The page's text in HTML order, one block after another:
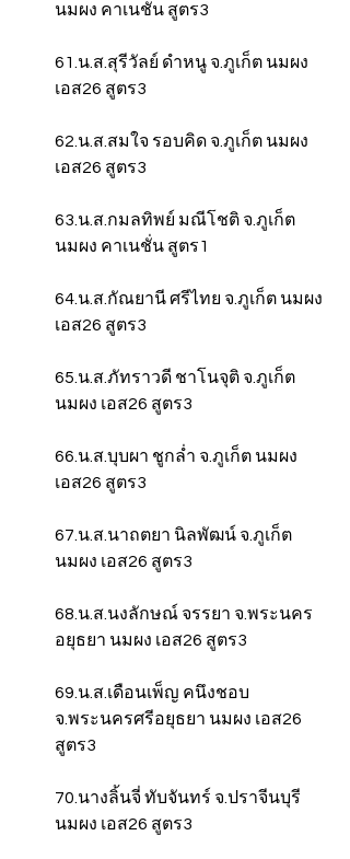
นมผง คาเนชั่น สูตร3
61.น.ส.สุรีวัลย์ ดำหนู จ.ภูเก็ต นมผง
เอส26 สูตร3
62.น.ส.สมใจ รอบคิด จ.ภูเก็ต นมผง
เอส26 สูตร3
63.น.ส.กมลทิพย์ มณีโชติ จ.ภูเก็ต
นมผง คาเนชั่น สูตร1
64.น.ส.กัณยานี ศรีไทย จ.ภูเก็ต นมผง
เอส26 สูตร3
65.น.ส.ภัทราวดี ชาโนจุติ จ.ภูเก็ต
นมผง เอส26 สูตร3
66.น.ส.บุบผา ชูกล่ำ จ.ภูเก็ต นมผง
เอส26 สูตร3
67.น.ส.นาถตยา นิลพัฒน์ จ.ภูเก็ต
นมผง เอส26 สูตร3
68.น.ส.นงลักษณ์ จรรยา จ.พระนคร
อยุธยา นมผง เอส26 สูตร3
69.น.ส.เดือนเพ็ญ คนึงชอบ
จ.พระนครศรีอยุธยา นมผง เอส26
สูตร3
70.นางลิ้นจี่ ทับจันทร์ จ.ปราจีนบุรี
นมผง เอส26 สูตร3